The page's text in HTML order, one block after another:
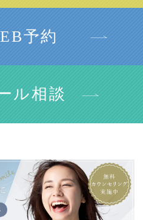
予約
ル相談